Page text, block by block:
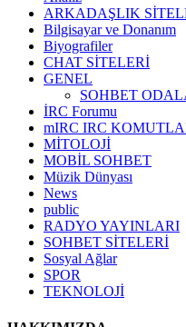
ARKADAŞLIK
Bilgisayar ve Donanım
Biyografiler
CHAT SİTELERİ
GENEL
SOHBET
İRC Forumu
mIRC IRC
MİTOLOJİ
MOBİL SOHBET
Müzik Dünyası
News
public
RADYO YAYINLARI
SOHBET SİTELERİ
Sosyal Ağlar
SPOR
TEKNOLOJİ